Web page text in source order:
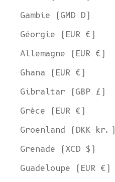
Gambie (GMD D)
Géorgie (EUR €)
Allemagne (EUR €)
Ghana (EUR €)
Gibraltar (GBP £)
Grèce (EUR €)
Groenland (DKK kr.)
Grenade (XCD $)
Guadeloupe (EUR €)